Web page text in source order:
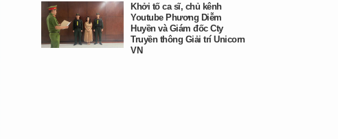
Khởi tố ca sĩ, chủ kênh
Youtube Phương Diễm
Huyền và Giám đốc Cty
Truyền thông Giải trí Unicorn
VN